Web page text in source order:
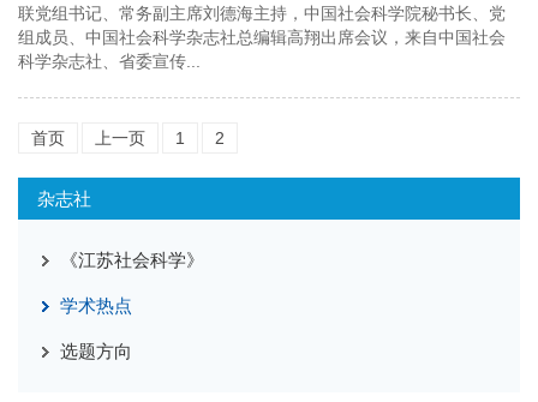
联党组书记、常务副主席刘德海主持，中国社会科学院秘书长、党
组成员、中国社会科学杂志社总编辑高翔出席会议，来自中国社会
科学杂志社、省委宣传...
首页 上一页 1 2
杂志社
《江苏社会科学》
学术热点
选题方向